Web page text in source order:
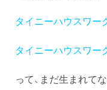
タイニーハウスワー
タイニーハウスワー
って、まだ生まれて